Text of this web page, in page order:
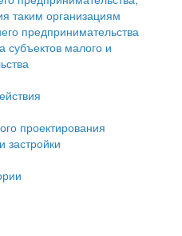
проектирования
застройки
таким организациям
предпринимательства
малого и
проектирования
застройки